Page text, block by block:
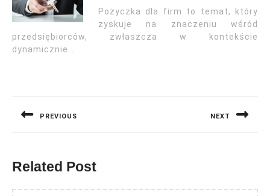
Pożyczka dla firm to temat, który
zyskuje na znaczeniu wśród
przedsiębiorców, zwłaszcza w kontekście
dynamicznie…
PREVIOUS NEXT
Related Post